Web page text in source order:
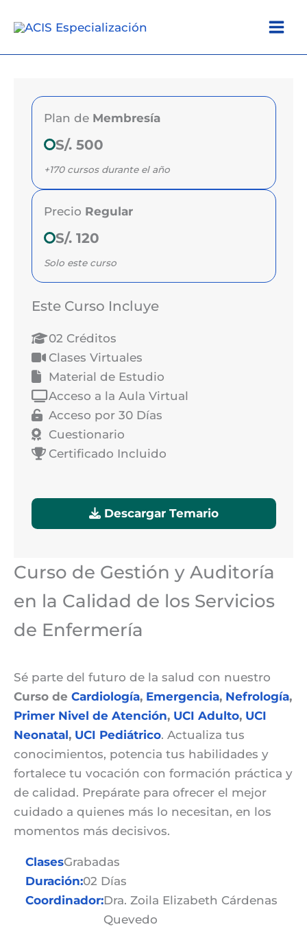
Curso de Gestión y Auditoría
en la Calidad de los Servicios
de Enfermería
Sé parte del futuro de la salud con nuestro
Curso de Cardiología, Emergencia, Nefrología,
Primer Nivel de Atención, UCI Adulto, UCI
Neonatal, UCI Pediátrico. Actualiza tus
conocimientos, potencia tus habilidades y
fortalece tu vocación con formación práctica y
de calidad. Prepárate para ofrecer el mejor
cuidado a quienes más lo necesitan, en los
momentos más decisivos.
ClasesGrabadas
Duración:02 Días
Coordinador:Dra. Zoila Elizabeth Cárdenas
Quevedo
Plan de Membresía
S/. 500
+170 cursos durante el año
Precio Regular
S/. 120
Solo este curso
Este Curso Incluye
02 Créditos
Clases Virtuales
Material de Estudio
Acceso a la Aula Virtual
Acceso por 30 Días
Cuestionario
Certificado Incluido
Descargar Temario